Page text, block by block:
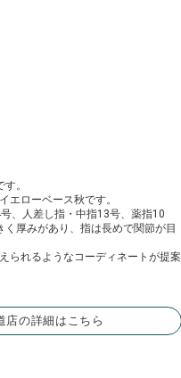
。
エローベース秋です。
、人差し指・中指13号、薬指10
く厚みがあり、指は長めで関節が目
られるようなコーディネートが提案
店の詳細はこちら